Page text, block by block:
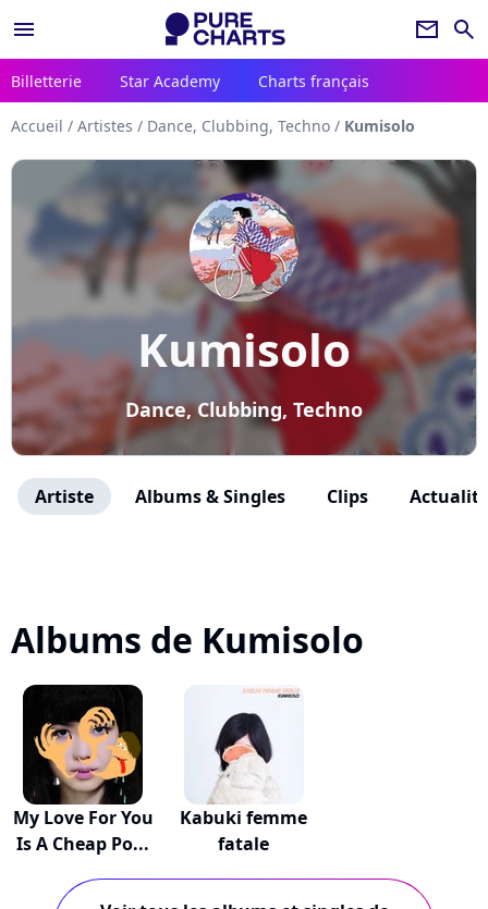
menu newsletter search
Billetterie Star Academy Charts français
Accueil / Artistes / Dance, Clubbing, Techno / Kumisolo
Kumisolo
Dance, Clubbing, Techno
Artiste Albums & Singles Clips
Albums de Kumisolo
My Love For You
Is A Cheap Po...
Kabuki femme
fatale